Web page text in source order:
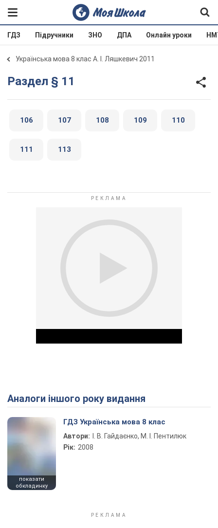
ГДЗ Підручники ЗНО ДПА Онлайн уроки
Українська мова 8 клас А. І. Ляшкевич 2011
Раздел § 11
106 107 108 109 110
111 113
Play Video
Аналоги іншого року видання
показати
обкладинку
ГДЗ Українська мова 8 клас
Автори:
І. В. Гайдаєнко, М. І. Пентилюк
Рік: 2008